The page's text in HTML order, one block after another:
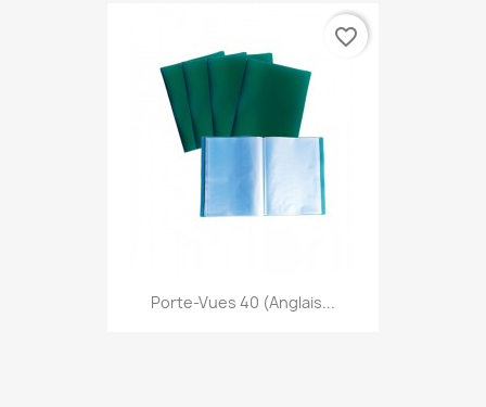
Porte-Vues 40 (anglais...
favorite_border